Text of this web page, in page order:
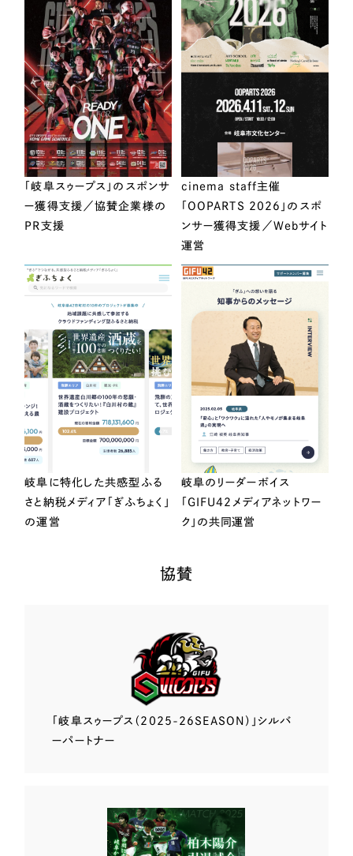
「岐阜スゥープス」のスポンサ
ー獲得支援／協賛企業様の
PR支援
cinema staff主催
「OOPARTS 2026」のスポ
ンサー獲得支援／Webサイト
運営
岐阜に特化した共感型ふる
さと納税メディア「ぎふちょく」
の運営
岐阜のリーダーボイス
「GIFU42メディアネットワー
ク」の共同運営
協賛
「岐阜スゥープス （2025-26SEASON）」 シルバ
ーパートナー